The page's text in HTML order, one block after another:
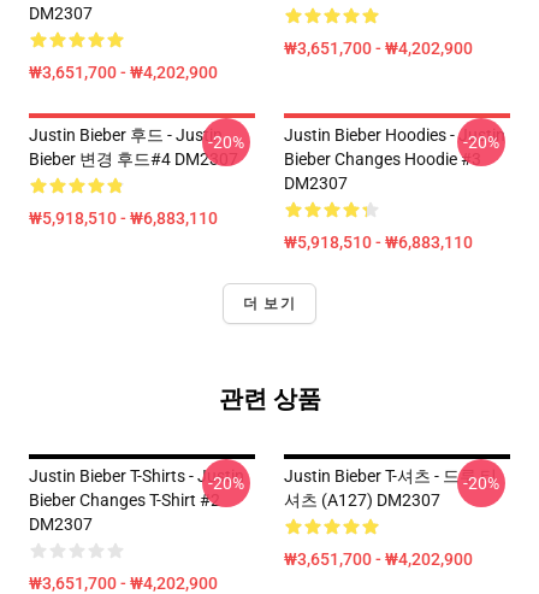
DM2307
₩3,651,700 - ₩4,202,900
₩3,651,700 - ₩4,202,900
Justin Bieber 후드 - Justin
Bieber 변경 후드#4 DM2307
₩5,918,510 - ₩6,883,110
-20%
Justin Bieber Hoodies - Justin
Bieber Changes Hoodie #3
DM2307
₩5,918,510 - ₩6,883,110
-20%
더 보기
관련 상품
Justin Bieber T-Shirts - Justin
Bieber Changes T-Shirt #2
DM2307
₩3,651,700 - ₩4,202,900
-20%
Justin Bieber T-셔츠 - 드루 티
셔츠 (A127) DM2307
₩3,651,700 - ₩4,202,900
-20%